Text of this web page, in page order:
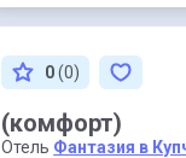
0(0)
(комфорт)
Отель Фантазия в